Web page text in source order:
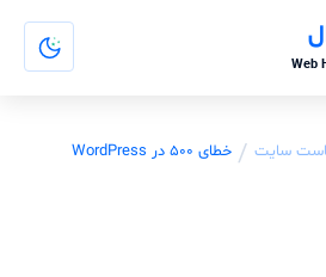
Web
سایت / خطای 500 در WordPress